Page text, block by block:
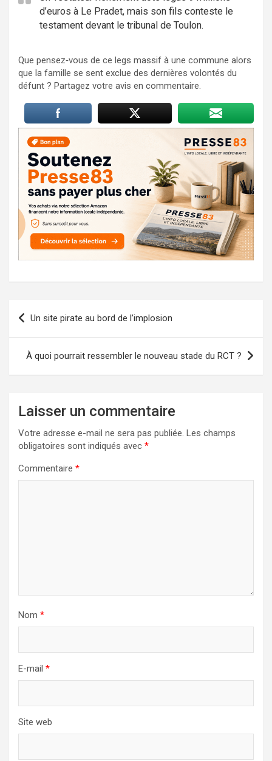
d’euros à Le Pradet, mais son fils conteste le
testament devant le tribunal de Toulon.
Que pensez‑vous de ce legs massif à une commune alors
que la famille se sent exclue des dernières volontés du
défunt ? Partagez votre avis en commentaire.
Navigation
de
l’article
Un site pirate au bord de l’implosion
À quoi pourrait ressembler le nouveau stade du RCT ?
Laisser un commentaire
Votre adresse e-mail ne sera pas publiée. Les champs
obligatoires sont indiqués avec *
Commentaire *
Nom *
E-mail *
Site web